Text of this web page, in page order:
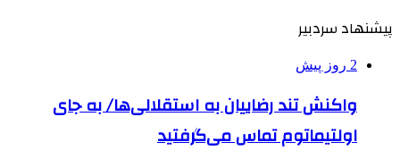
پیشنهاد سردبیر
2 روز پیش
واکنش تند رضاییان به استقلالی‌ها/ به جای
اولتیماتوم تماس می‌گرفتید